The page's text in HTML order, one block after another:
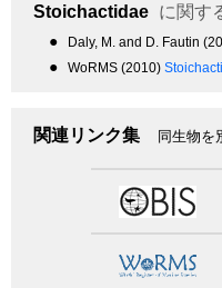
Stoichactidae に関す
● Daly, M. and D. Fautin
● WoRMS (2010)
関連リンク集 同生物を